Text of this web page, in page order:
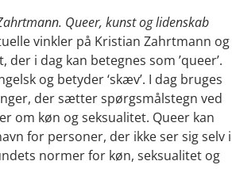
Queer, kunst og lidenskab
vinkler på Kristian Zahrtmann og
der i dag kan betegnes som ’queer’.
og betyder ‘skæv’. I dag bruges
der sætter spørgsmålstegn ved
om køn og seksualitet. Queer kan
for personer, der ikke ser sig selv i
normer for køn, seksualitet og